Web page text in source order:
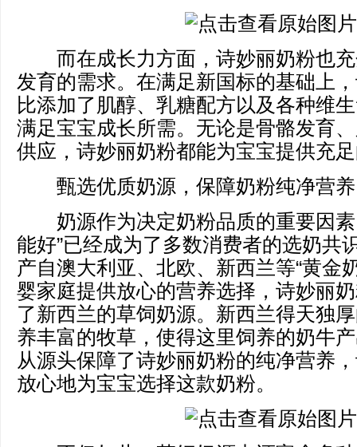
而在成长力方面，诗妙丽奶粉也充
发育的需求。在满足新国标的基础上
比添加了肌醇、乳糖配方以及各种维
满足宝宝成长所需。无论是骨骼发育
供应，诗妙丽奶粉都能为宝宝提供充
甄选优质奶源，保障奶粉纯净营养
奶源作为决定奶粉品质的重要因素
能好”已经成为了多数消费者的选奶共
产自澳大利亚、北欧、新西兰等“黄金
婴家庭提供放心的营养选择，诗妙丽
了新西兰的草饲奶源。新西兰得天独
养丰富的牧草，使得这里饲养的奶牛
从源头保障了诗妙丽奶粉的纯净营养
放心地为宝宝选择这款奶粉。